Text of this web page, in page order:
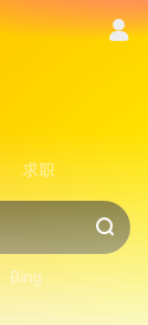
求职
Bing